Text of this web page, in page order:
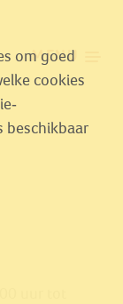
MENU
uur tot
om goed
cookies
beschikbaar